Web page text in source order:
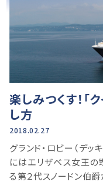
楽しみつくす！「
し方
2018.02.27
グランド・ロビー（デ
にはエリザベス女王
る第２代スノードン伯